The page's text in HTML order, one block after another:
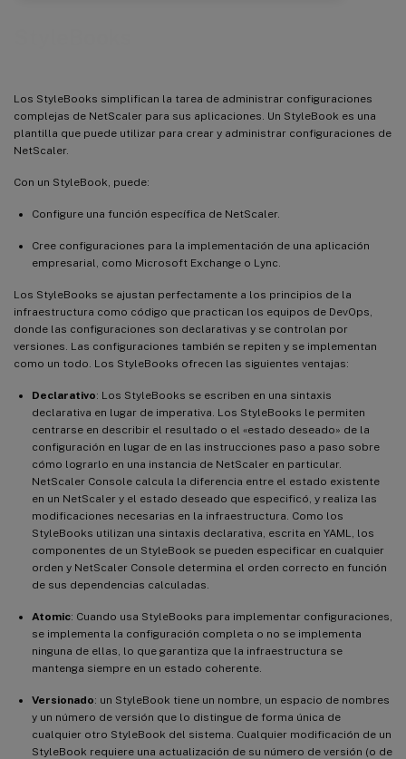
Los StyleBooks simplifican la tarea de administrar configuraciones
complejas de NetScaler para sus aplicaciones. Un StyleBook es una
plantilla que puede utilizar para crear y administrar configuraciones de
NetScaler.
Con un StyleBook, puede:
Configure una función específica de NetScaler.
Cree configuraciones para la implementación de una aplicación
empresarial, como Microsoft Exchange o Lync.
Los StyleBooks se ajustan perfectamente a los principios de la
infraestructura como código que practican los equipos de DevOps,
donde las configuraciones son declarativas y se controlan por
versiones. Las configuraciones también se repiten y se implementan
como un todo. Los StyleBooks ofrecen las siguientes ventajas:
Declarativo: Los StyleBooks se escriben en una sintaxis
declarativa en lugar de imperativa. Los StyleBooks le permiten
centrarse en describir el resultado o el «estado deseado» de la
configuración en lugar de en las instrucciones paso a paso sobre
cómo lograrlo en una instancia de NetScaler en particular.
NetScaler Console calcula la diferencia entre el estado existente
en un NetScaler y el estado deseado que especificó, y realiza las
modificaciones necesarias en la infraestructura. Como los
StyleBooks utilizan una sintaxis declarativa, escrita en YAML, los
componentes de un StyleBook se pueden especificar en cualquier
orden y NetScaler Console determina el orden correcto en función
de sus dependencias calculadas.
Atomic: Cuando usa StyleBooks para implementar configuraciones,
se implementa la configuración completa o no se implementa
ninguna de ellas, lo que garantiza que la infraestructura se
mantenga siempre en un estado coherente.
Versionado: un StyleBook tiene un nombre, un espacio de nombres
y un número de versión que lo distingue de forma única de
cualquier otro StyleBook del sistema. Cualquier modificación de un
StyleBook requiere una actualización de su número de versión (o de